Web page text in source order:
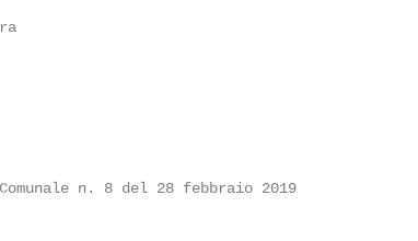
n. 8 del 28 febbraio 2019